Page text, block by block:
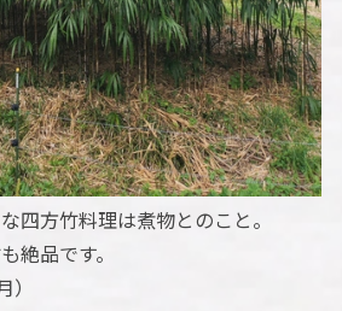
四方竹料理は煮物とのこと。
絶品です。